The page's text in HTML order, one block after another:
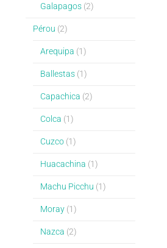
Galapagos(2)
Pérou (2)
Arequipa (1)
Ballestas(1)
Capachica (2)
Colca (1)
Cuzco(1)
Huacachina (1)
Machu Picchu (1)
Moray(1)
Nazca (2)